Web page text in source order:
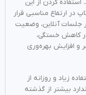
کردن از این
ارتفاع مناسبی قرار
جلسات آنلاین، وضعیت
کاهش خستگی،
و افزایش بهره‌وری
زیاد و روزانه از
بیشتر از گذشته